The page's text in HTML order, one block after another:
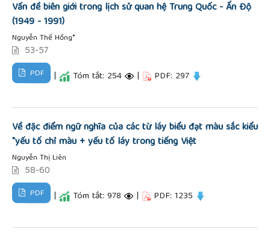
Vấn đề biên giới trong lịch sử quan hệ Trung Quốc - Ấn Độ
(1949 - 1991)
Nguyễn Thế Hồng*
53-57
PDF | Tóm tắt: 254 | PDF: 297
Về đặc điểm ngữ nghĩa của các từ láy biểu đạt màu sắc kiểu
"yếu tố chỉ màu + yếu tố láy trong tiếng Việt
Nguyễn Thị Liên
58-60
PDF | Tóm tắt: 978 | PDF: 1235